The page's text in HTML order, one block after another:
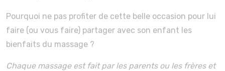
Pourquoi ne pas profiter de cette belle occasion pour lui
faire (ou vous faire) partager avec son enfant les
bienfaits du massage ?
Chaque massage est fait par les parents ou les frères et